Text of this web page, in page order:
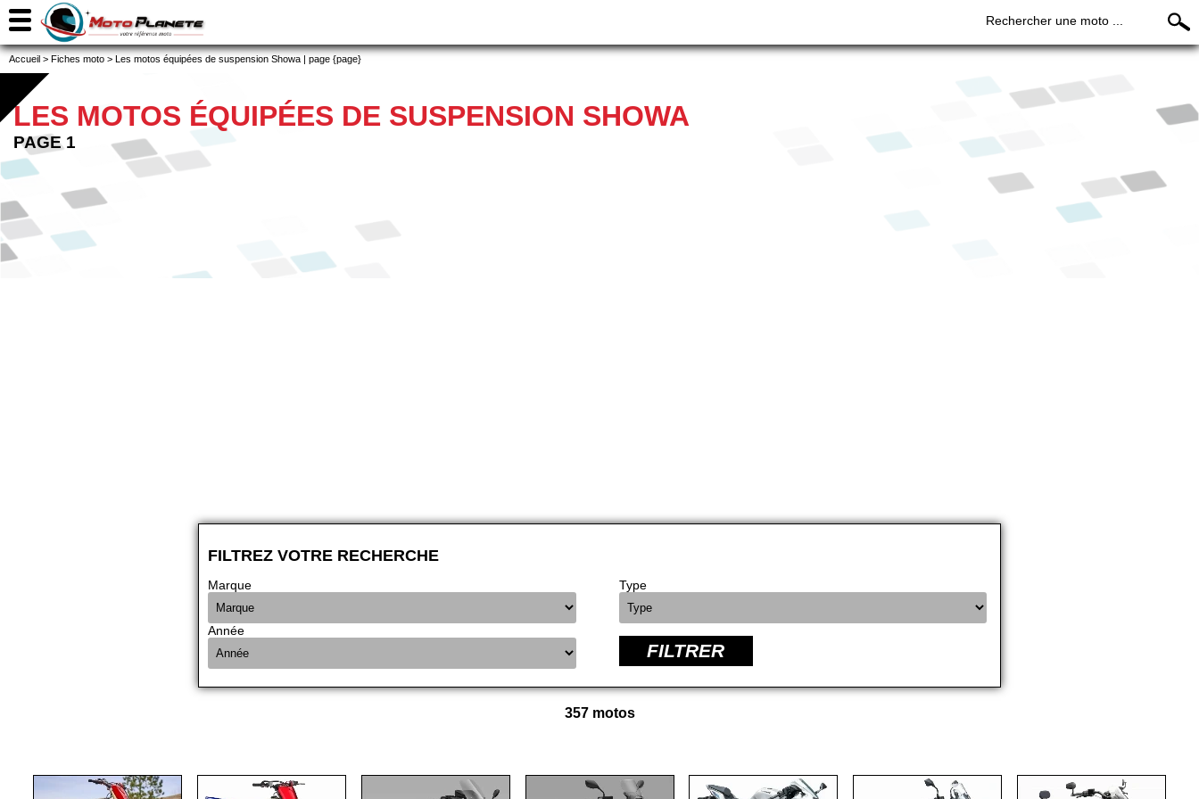
Rechercher une moto ...
Accueil > Fiches moto > Les motos équipées de suspension Showa | page {page}
LES MOTOS ÉQUIPÉES DE SUSPENSION SHOWA
PAGE 1
FILTREZ VOTRE RECHERCHE
Marque Type
Année
FILTRER
357 motos